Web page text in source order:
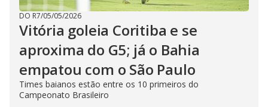
DO R7/05/05/2026
Vitória goleia Coritiba e se
aproxima do G5; já o Bahia
empatou com o São Paulo
Times baianos estão entre os 10 primeiros do
Campeonato Brasileiro